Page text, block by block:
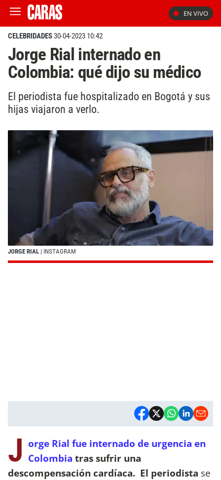
EN VIVO
CELEBRIDADES30-04-2023 10:42
Jorge Rial internado en
Colombia: qué dijo su médico
El periodista fue hospitalizado en Bogotá y sus
hijas viajaron a verlo.
JORGE RIAL | INSTAGRAM
J orge Rial fue internado de urgencia en
Colombia tras sufrir una
descompensación cardíaca. El periodista se